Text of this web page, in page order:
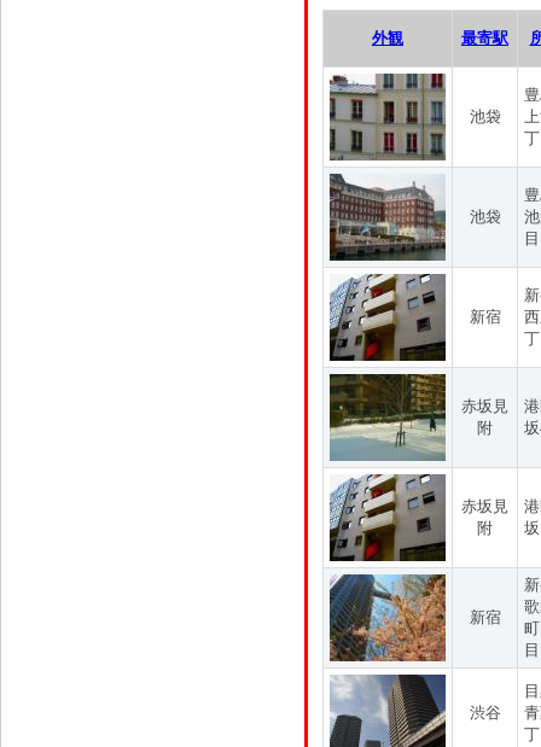
外観 最寄駅
池袋
池袋
新宿
赤坂見
附
赤坂見
附
新宿
目
渋谷